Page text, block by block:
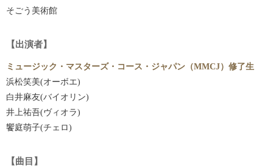
そごう美術館
【出演者】
ミュージック・マスターズ・コース・ジャパン（MMCJ）修了生
浜松笑美(オーボエ)
白井麻友(バイオリン)
井上祐吾(ヴィオラ)
饗庭萌子(チェロ)
【曲目】